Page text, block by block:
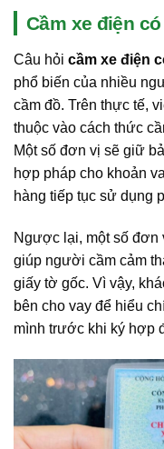
Cầm xe điện
Câu hỏi cầm xe điện
phổ biến của nhiều
cầm đồ. Trên thực tế,
thuộc vào cách thức
Một số đơn vị sẽ giữ
hợp pháp cho khoản
hàng tiếp tục sử dụng
Ngược lại, một số đơn
giúp người cầm cảm
giấy tờ gốc. Vì vậy,
bên cho vay để hiểu
mình trước khi ký hợp